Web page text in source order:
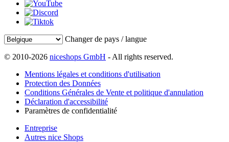
Changer de pays / langue
© 2010-2026 niceshops GmbH - All rights reserved.
Mentions légales et conditions d'utilisation
Protection des Données
Conditions Générales de Vente et politique d'annulation
Déclaration d'accessibilité
Paramètres de confidentialité
Entreprise
Autres nice Shops